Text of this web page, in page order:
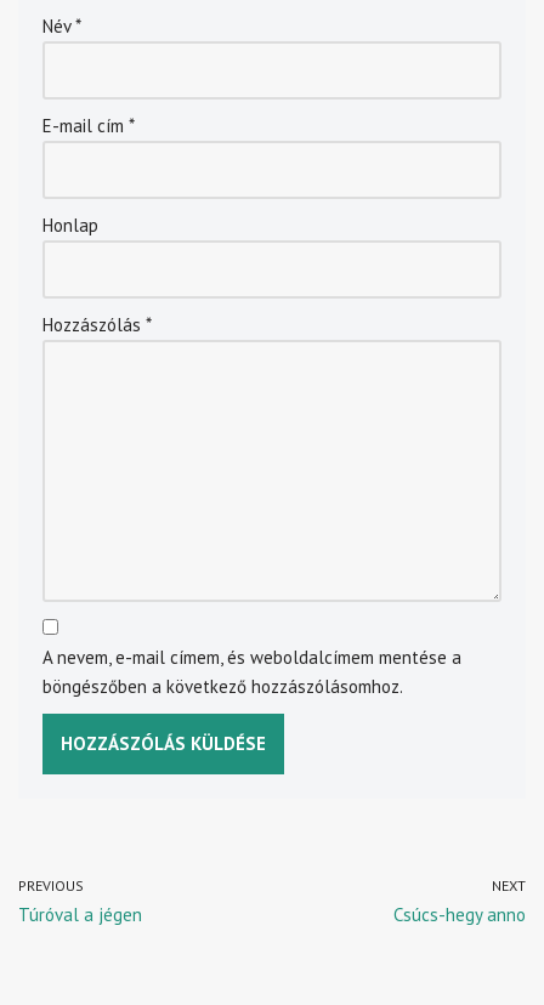
Név*
E-mail cím *
Honlap
Hozzászólás *
A nevem, e-mail címem, és weboldalcímem mentése a
böngészőben a következő hozzászólásomhoz.
PREVIOUS
Túróval a jégen
NEXT
Csúcs-hegy anno